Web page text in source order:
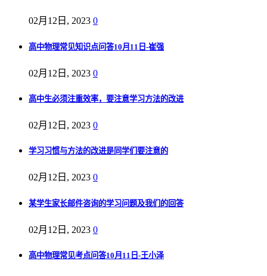
02月12日, 2023 0
高中物理常见知识点问答10月11日-崔强
02月12日, 2023 0
高中生必须注重效率，要注意学习方法的改进
02月12日, 2023 0
学习习惯与方法的改进是同学们要注意的
02月12日, 2023 0
某学生家长邮件咨询的学习问题及我们的回答
02月12日, 2023 0
高中物理常见考点问答10月11日-王小泽